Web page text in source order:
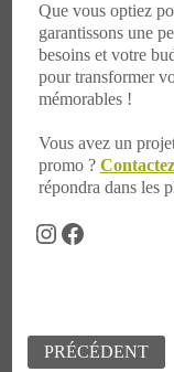
Que vous optiez
garantissons une
besoins et votre
pour transformer
mémorables !
Vous avez un
promo ?
répondra dans les
Instagram Facebook
Navigation
PRÉCÉDENT